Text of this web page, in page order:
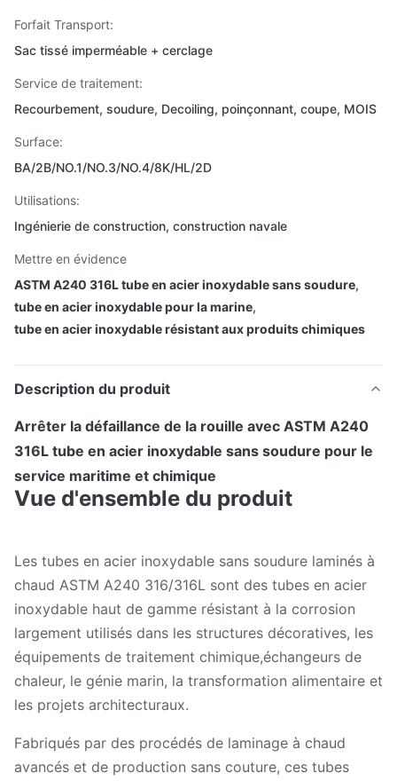
Forfait Transport:
Sac tissé imperméable + cerclage
Service de traitement:
Recourbement, soudure, Decoiling, poinçonnant, coupe, MOIS
Surface:
BA/2B/NO.1/NO.3/NO.4/8K/HL/2D
Utilisations:
Ingénierie de construction, construction navale
Mettre en évidence
ASTM A240 316L tube en acier inoxydable sans soudure,
tube en acier inoxydable pour la marine,
tube en acier inoxydable résistant aux produits chimiques
Description du produit
Arrêter la défaillance de la rouille avec ASTM A240
316L tube en acier inoxydable sans soudure pour le
service maritime et chimique
Vue d'ensemble du produit
Les tubes en acier inoxydable sans soudure laminés à
chaud ASTM A240 316/316L sont des tubes en acier
inoxydable haut de gamme résistant à la corrosion
largement utilisés dans les structures décoratives, les
équipements de traitement chimique,échangeurs de
chaleur, le génie marin, la transformation alimentaire et
les projets architecturaux.
Fabriqués par des procédés de laminage à chaud
avancés et de production sans couture, ces tubes